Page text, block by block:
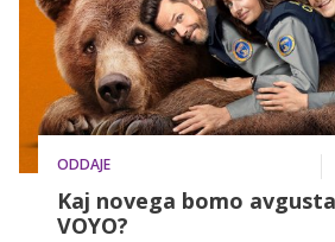
ODDAJE
Kaj novega bomo
VOYO?